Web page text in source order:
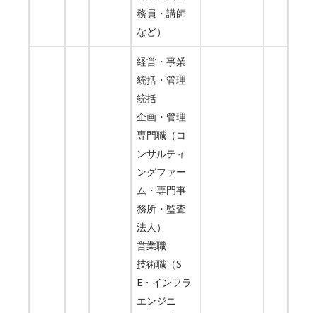
務員・講師
など）
経営・事業
統括・管理
統括
企画・管理
専門職（コ
ンサルティ
ングファー
ム・専門事
務所・監査
法人）
営業職
技術職（S
E・インフラ
エンジニ